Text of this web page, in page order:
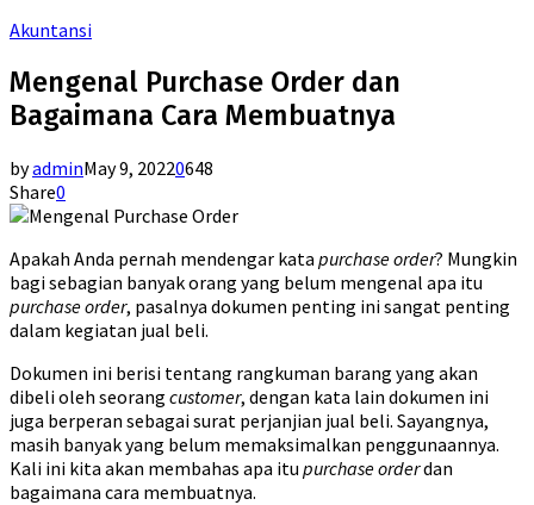
Akuntansi
Mengenal Purchase Order dan
Bagaimana Cara Membuatnya
byadminMay 9, 20220648
Share0
Apakah Anda pernah mendengar kata purchase order? Mungkin
bagi sebagian banyak orang yang belum mengenal apa itu
purchase order, pasalnya dokumen penting ini sangat penting
dalam kegiatan jual beli.
Dokumen ini berisi tentang rangkuman barang yang akan
dibeli oleh seorang customer, dengan kata lain dokumen ini
juga berperan sebagai surat perjanjian jual beli. Sayangnya,
masih banyak yang belum memaksimalkan penggunaannya.
Kali ini kita akan membahas apa itu purchase orderdan
bagaimana cara membuatnya.